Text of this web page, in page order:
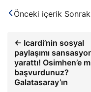
Önceki içerik
← Icardi’nin sosyal
paylaşımı
yarattı! Osimhen’e
başvurdunuz?
Galatasaray’ın